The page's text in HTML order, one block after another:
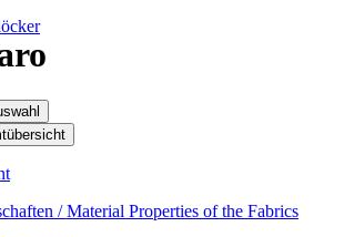
/ Material Properties of the Fabrics